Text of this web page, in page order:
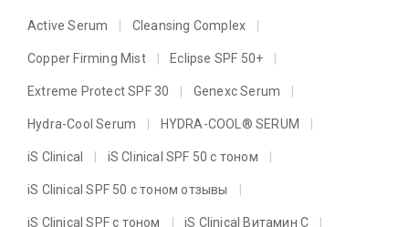
Active Serum Cleansing Complex
Copper Firming Mist Eclipse SPF 50+
Extreme Protect SPF 30 Genexc Serum
Hydra-Cool Serum HYDRA-COOL® SERUM
iS Clinical iS Clinical SPF 50 с тоном
iS Clinical SPF 50 с тоном отзывы
iS Clinical SPF с тоном iS Clinical Витамин C